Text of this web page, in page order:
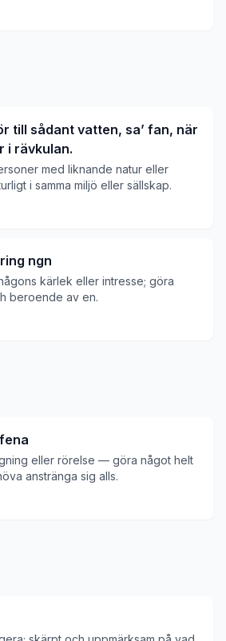
till sådant vatten, sa’ fan, när
i rävkulan.
med liknande natur eller
i samma miljö eller sällskap.
ngn
kärlek eller intresse; göra
beroende av en.
eller rörelse — göra något helt
anstränga sig alls.